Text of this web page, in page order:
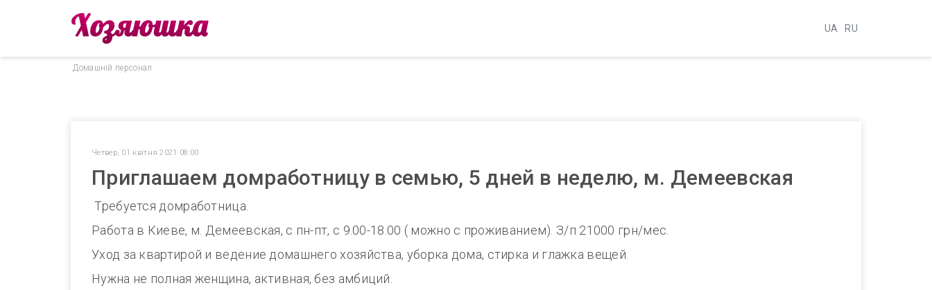
UA RU
Домашнiй персонал
Четвер, 01 квітня 2021 08:00
Приглашаем домработницу в семью, 5 дней в неделю, м. Демеевская
Требуется домработница.
Работа в Киеве, м. Демеевская, с пн-пт, с 9.00-18.00 ( можно с проживанием). З/п 21000 грн/мес.
Уход за квартирой и ведение домашнего хозяйства, уборка дома, стирка и глажка вещей.
Нужна не полная женщина, активная, без амбиций.